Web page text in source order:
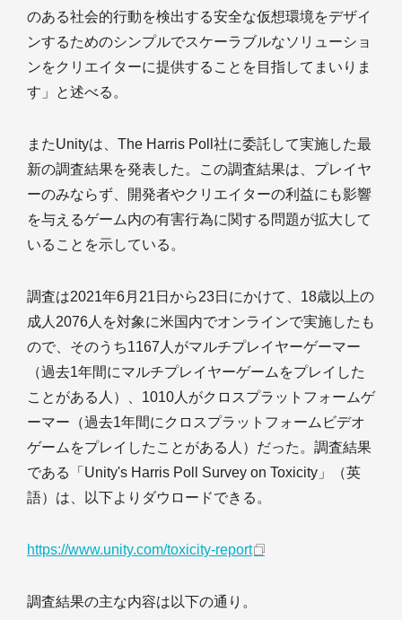
のある社会的行動を検出する安全な仮想環境をデザイ
ンするためのシンプルでスケーラブルなソリューショ
ンをクリエイターに提供することを目指してまいりま
す」と述べる。
またUnityは、The Harris Poll社に委託して実施した最
新の調査結果を発表した。この調査結果は、プレイヤ
ーのみならず、開発者やクリエイターの利益にも影響
を与えるゲーム内の有害行為に関する問題が拡大して
いることを示している。
調査は2021年6月21日から23日にかけて、18歳以上の
成人2076人を対象に米国内でオンラインで実施したも
ので、そのうち1167人がマルチプレイヤーゲーマー
（過去1年間にマルチプレイヤーゲームをプレイした
ことがある人）、1010人がクロスプラットフォームゲ
ーマー（過去1年間にクロスプラットフォームビデオ
ゲームをプレイしたことがある人）だった。調査結果
である「Unity's Harris Poll Survey on Toxicity」（英
語）は、以下よりダウロードできる。
https://www.unity.com/toxicity-report
調査結果の主な内容は以下の通り。